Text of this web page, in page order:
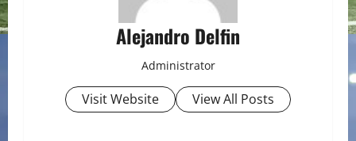
Alejandro Delfin
Administrator
Visit Website View All Posts